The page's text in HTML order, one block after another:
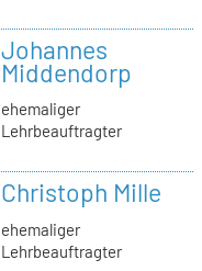
Johannes
Middendorp
ehemaliger
Lehrbeauftragter
Christoph Mille
ehemaliger
Lehrbeauftragter